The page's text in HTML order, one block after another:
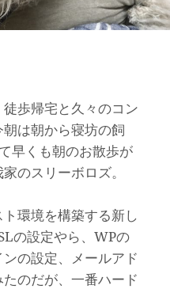
歩帰宅と久々のコン
は朝から寝坊の飼
早くも朝のお散歩が
のスリーボロズ。
環境を構築する新し
の設定やら、WPの
の設定、メールアド
のだが、一番ハード